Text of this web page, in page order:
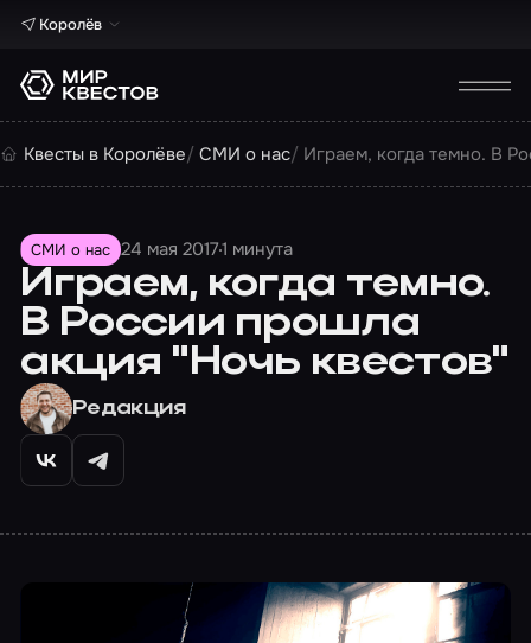
Королёв
Квесты в Королёве СМИ о нас Играем, когда темно. В
СМИ о нас 24 мая 20171 минута
Играем, когда темно.
В России прошла
акция "Ночь квестов"
Редакция